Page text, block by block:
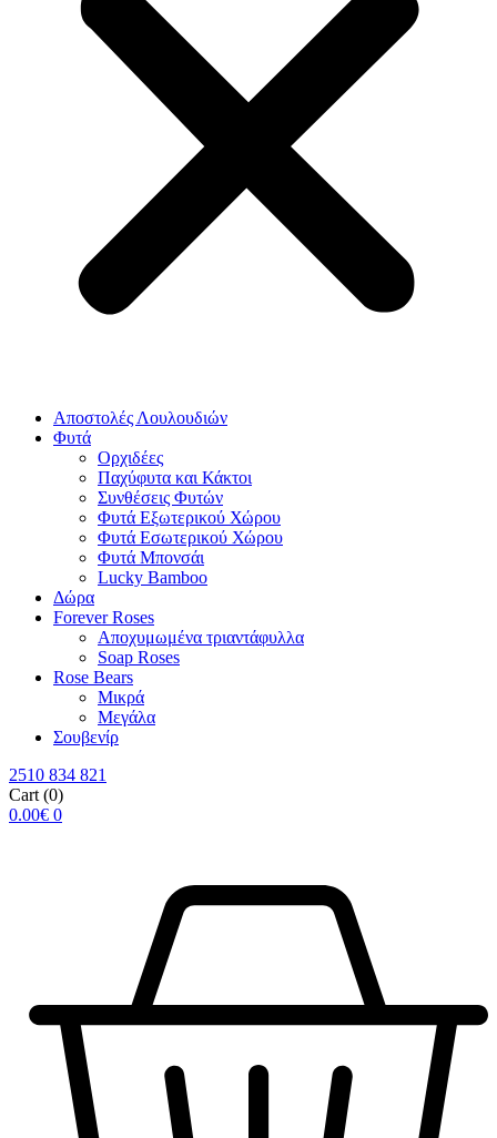
Αποστολές Λουλουδιών
Φυτά
Ορχιδέες
Παχύφυτα και Κάκτοι
Συνθέσεις Φυτών
Φυτά Εξωτερικού Χώρου
Φυτά Εσωτερικού Χώρου
Φυτά Μπονσάι
Lucky Bamboo
Δώρα
Forever Roses
Αποχυμωμένα τριαντάφυλλα
Soap Roses
Rose Βears
Μικρά
Μεγάλα
Σουβενίρ
2510 834 821
Cart (0)
0.00€ 0